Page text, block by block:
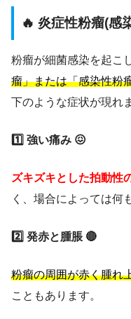
🔥 炎症性粉瘤(感
粉瘤が細菌感染を起こ
瘤」または「感染性粉
下のような症状が現れ
1️⃣ 強い痛み 😖
ズキズキとした拍動性
く、場合によっては何
2️⃣ 発赤と腫脹 🔴
粉瘤の周囲が赤く腫れ
こともあります。